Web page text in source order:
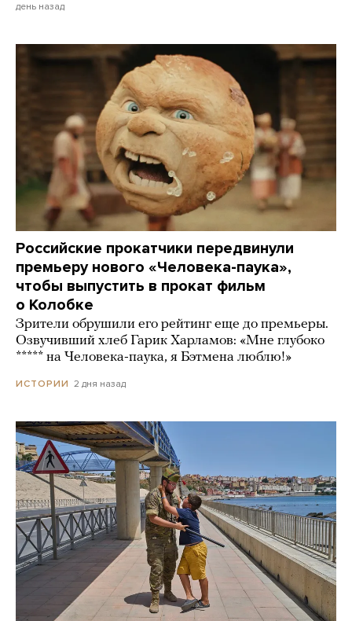
день назад
Российские прокатчики передвинули
премьеру нового «Человека-паука»,
чтобы выпустить в прокат фильм
о Колобке
Зрители обрушили его рейтинг еще до премьеры.
Озвучивший хлеб Гарик Харламов: «Мне глубоко
***** на Человека-паука, я Бэтмена люблю!»
ИСТОРИИ 2 дня назад